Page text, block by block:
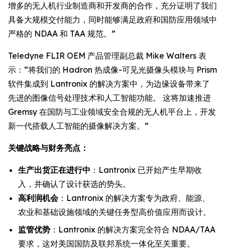
增多的无人机行业制造商和开发商的合作，充分证明了我们
具备大规模交付能力，同时能够满足政府和国防应用领域中
严格的 NDAA 和 TAA 规范。”
Teledyne FLIR OEM 产品管理副总裁 Mike Walters 表
示：“将我们的 Hadron 热成像-可见光摄像头模块与 Prism
软件集成到 Lantronix 的解决方案中，为边缘设备带来了
先进的图像信号处理技术和人工智能功能。 这将加速推进
Gremsy 在国防与工业领域安全合规的无人机平台上，开发
新一代搭载人工智能的摄像解决方案。”
关键战略与财务亮点：
生产出货正在进行中 ：Lantronix 已开始产生早期收
入，并确认了设计获选的势头。
高利润机会：Lantronix 的解决方案专为政府、能源、
农业和基础设施领域的关键任务型高价值应用而设计。
监管优势 ：Lantronix 的解决方案完全符合 NDAA/TAA
要求，这对美国国防及联邦系统一体化至关重要。